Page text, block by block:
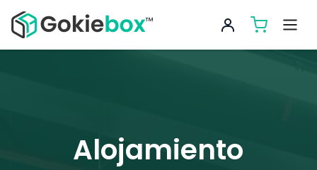
Alojamiento